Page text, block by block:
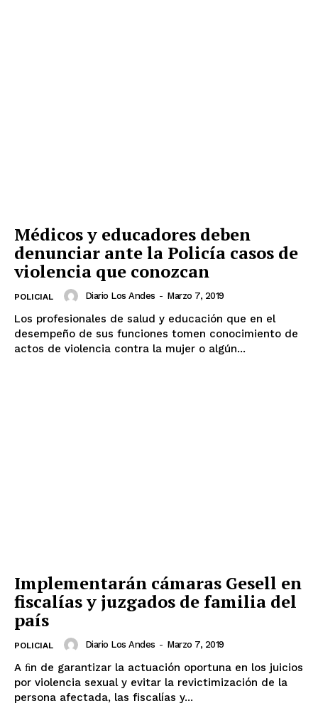
Médicos y educadores deben
denunciar ante la Policía casos de
violencia que conozcan
POLICIAL Diario Los Andes - Marzo 7, 2019
Los profesionales de salud y educación que en el
desempeño de sus funciones tomen conocimiento de
actos de violencia contra la mujer o algún...
Implementarán cámaras Gesell en
fiscalías y juzgados de familia del
país
POLICIAL Diario Los Andes - Marzo 7, 2019
A ﬁn de garantizar la actuación oportuna en los juicios
por violencia sexual y evitar la revictimización de la
persona afectada, las fiscalías y...